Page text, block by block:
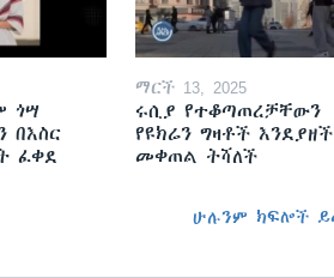
ጎሣ
በእስር
ፈቀደ
ማርች 13, 2025
ሩሲያ የተቆጣጠረቻቸውን
የዩክሬን ግዛቶች እንደያዘች
መቀጠል ትሻለች
ሁሉንም ክፍሎች